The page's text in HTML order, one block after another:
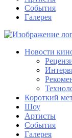
События
Галерея
Новости
Короткий
Шоу
Артисты
События
Галерея